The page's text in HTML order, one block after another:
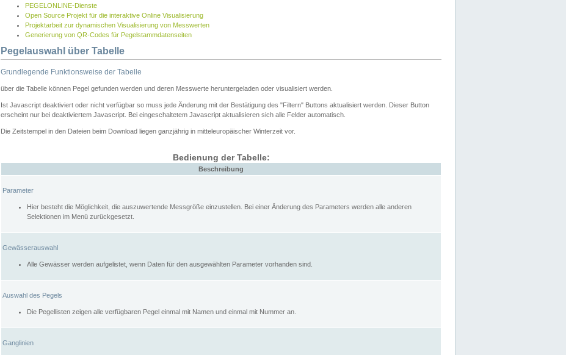
PEGELONLINE-Dienste
Open Source Projekt für die interaktive Online Visualisierung
Projektarbeit zur dynamischen Visualisierung von Messwerten
Generierung von QR-Codes für Pegelstammdatenseiten
Pegelauswahl über Tabelle
Grundlegende Funktionsweise der Tabelle
über die Tabelle können Pegel gefunden werden und deren Messwerte heruntergeladen oder visualisiert werden.
Ist Javascript deaktiviert oder nicht verfügbar so muss jede Änderung mit der Bestätigung des "Filtern" Buttons aktualisiert werden. Dieser Button
erscheint nur bei deaktiviertem Javascript. Bei eingeschaltetem Javascript aktualisieren sich alle Felder automatisch.
Die Zeitstempel in den Dateien beim Download liegen ganzjährig in mitteleuropäischer Winterzeit vor.
Bedienung der Tabelle:
Beschreibung
Parameter
Hier besteht die Möglichkeit, die auszuwertende Messgröße einzustellen. Bei einer Änderung des Parameters werden alle anderen
Selektionen im Menü zurückgesetzt.
Gewässerauswahl
Alle Gewässer werden aufgelistet, wenn Daten für den ausgewählten Parameter vorhanden sind.
Auswahl des Pegels
Die Pegellisten zeigen alle verfügbaren Pegel einmal mit Namen und einmal mit Nummer an.
Ganglinien